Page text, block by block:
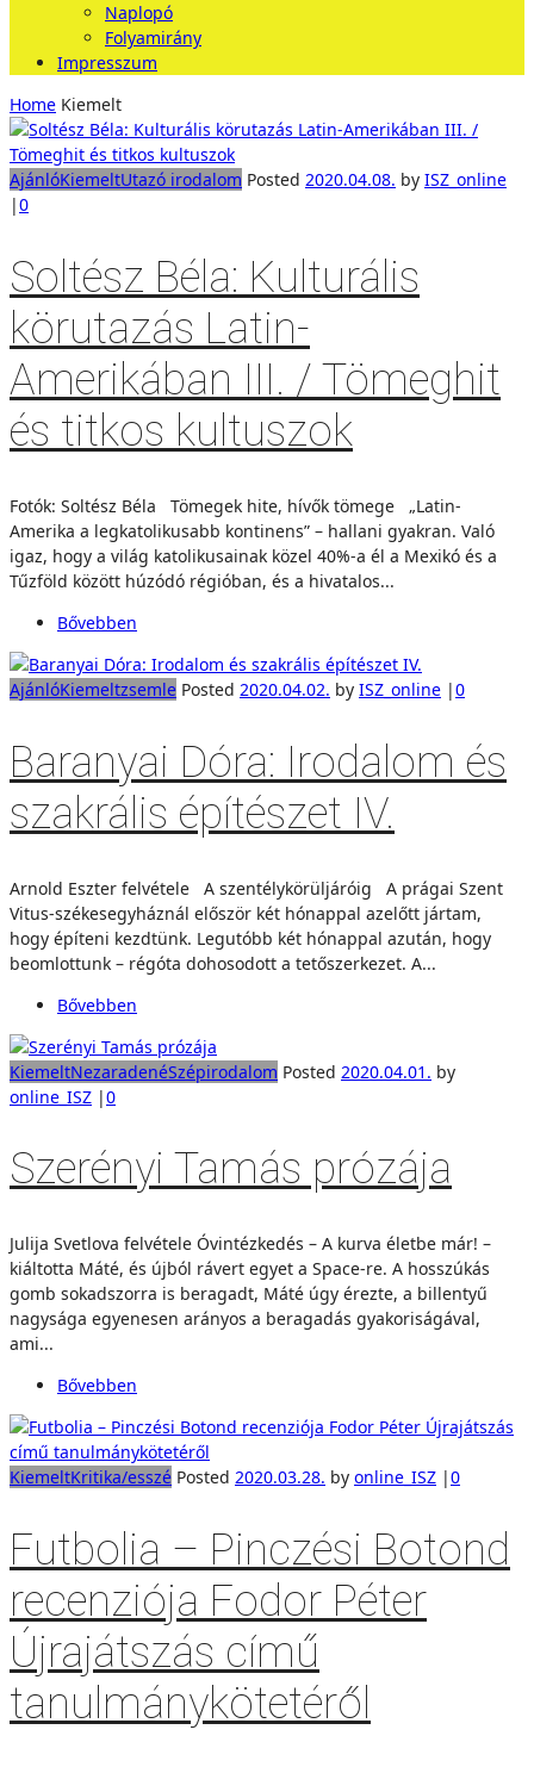
Naplopó
Folyamirány
Impresszum
Home Kiemelt
AjánlóKiemeltUtazó irodalom Posted 2020.04.08. by ISZ_online
|0
Soltész Béla: Kulturális
körutazás Latin-
Amerikában III. / Tömeghit
és titkos kultuszok
Fotók: Soltész Béla Tömegek hite, hívők tömege „Latin-
Amerika a legkatolikusabb kontinens” – hallani gyakran. Való
igaz, hogy a világ katolikusainak közel 40%-a él a Mexikó és a
Tűzföld között húzódó régióban, és a hivatalos...
Bővebben
AjánlóKiemeltzsemle Posted 2020.04.02. by ISZ_online |0
Baranyai Dóra: Irodalom és
szakrális építészet IV.
Arnold Eszter felvétele A szentélykörüljáróig A prágai Szent
Vitus-székesegyháznál először két hónappal azelőtt jártam,
hogy építeni kezdtünk. Legutóbb két hónappal azután, hogy
beomlottunk – régóta dohosodott a tetőszerkezet. A...
Bővebben
KiemeltNezaradenéSzépirodalom Posted 2020.04.01. by
online_ISZ |0
Szerényi Tamás prózája
Julija Svetlova felvétele Óvintézkedés – A kurva életbe már! –
kiáltotta Máté, és újból rávert egyet a Space-re. A hosszúkás
gomb sokadszorra is beragadt, Máté úgy érezte, a billentyű
nagysága egyenesen arányos a beragadás gyakoriságával,
ami...
Bővebben
KiemeltKritika/esszé Posted 2020.03.28. by online_ISZ |0
Futbolia – Pinczési Botond
recenziója Fodor Péter
Újrajátszás című
tanulmánykötetéről